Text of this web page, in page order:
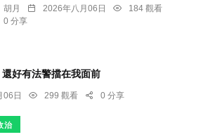
胡月 2026年八月06日
184 觀看
0 分享
好有法警擋在我面前
06日 299 觀看 0 分享
治